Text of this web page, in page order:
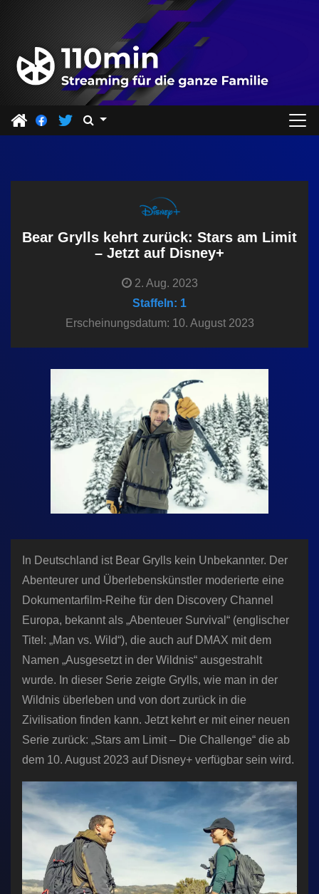
Bear Grylls kehrt zurück: Stars am Limit
– Jetzt auf Disney+
2. Aug. 2023
Staffeln: 1
Erscheinungsdatum: 10. August 2023
In Deutschland ist Bear Grylls kein Unbekannter. Der
Abenteurer und Überlebenskünstler moderierte eine
Dokumentarfilm-Reihe für den Discovery Channel
Europa, bekannt als „Abenteuer Survival“ (englischer
Titel: „Man vs. Wild“), die auch auf DMAX mit dem
Namen „Ausgesetzt in der Wildnis“ ausgestrahlt
wurde. In dieser Serie zeigte Grylls, wie man in der
Wildnis überleben und von dort zurück in die
Zivilisation finden kann. Jetzt kehrt er mit einer neuen
Serie zurück: „Stars am Limit – Die Challenge“ die ab
dem 10. August 2023 auf Disney+ verfügbar sein wird.